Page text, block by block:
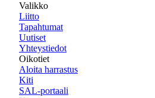
Valikko
Liitto
Tapahtumat
Uutiset
Yhteystiedot
Oikotiet
Aloita harrastus
Kiti
SAL-portaali